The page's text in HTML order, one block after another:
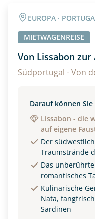
EUROPA ·
MIETWAGENREISE
Von Lissabon zur
Südportugal - Von
Darauf können
Lissabon - die
auf eigene
Der
Traumstrände
Das
romantisches
Kulinarische
Nata,
Sardinen
Alter
Unterkunft
EZ
Reisebeginn